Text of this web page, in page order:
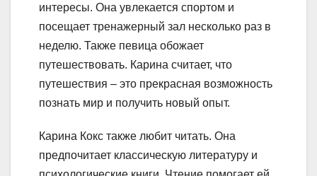
интересы. Она увлекается спортом и
посещает тренажерный зал несколько раз в
неделю. Также певица обожает
путешествовать. Карина считает, что
путешествия – это прекрасная возможность
познать мир и получить новый опыт.
Карина Кокс также любит читать. Она
предпочитает классическую литературу и